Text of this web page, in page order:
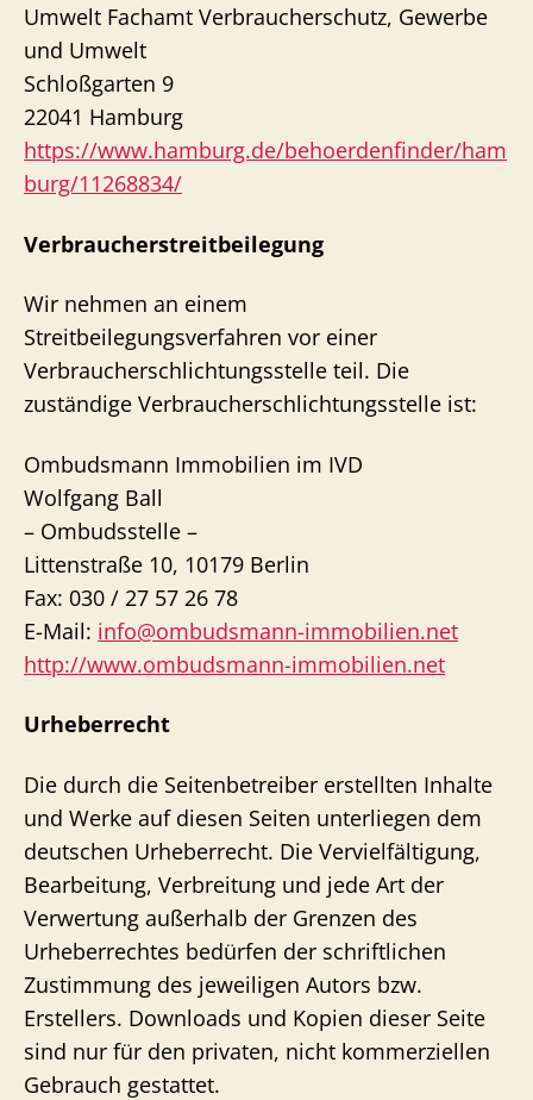
Umwelt Fachamt Verbraucherschutz, Gewerbe
und Umwelt
Schloßgarten 9
22041 Hamburg
https://www.hamburg.de/behoerdenfinder/ham
burg/11268834/
Verbraucherstreitbeilegung
Wir nehmen an einem
Streitbeilegungsverfahren vor einer
Verbraucherschlichtungsstelle teil. Die
zuständige Verbraucherschlichtungsstelle ist:
Ombudsmann Immobilien im IVD
Wolfgang Ball
– Ombudsstelle –
Littenstraße 10, 10179 Berlin
Fax: 030 / 27 57 26 78
E-Mail: info@ombudsmann-immobilien.net
http://www.ombudsmann-immobilien.net
Urheberrecht
Die durch die Seitenbetreiber erstellten Inhalte
und Werke auf diesen Seiten unterliegen dem
deutschen Urheberrecht. Die Vervielfältigung,
Bearbeitung, Verbreitung und jede Art der
Verwertung außerhalb der Grenzen des
Urheberrechtes bedürfen der schriftlichen
Zustimmung des jeweiligen Autors bzw.
Erstellers. Downloads und Kopien dieser Seite
sind nur für den privaten, nicht kommerziellen
Gebrauch gestattet.